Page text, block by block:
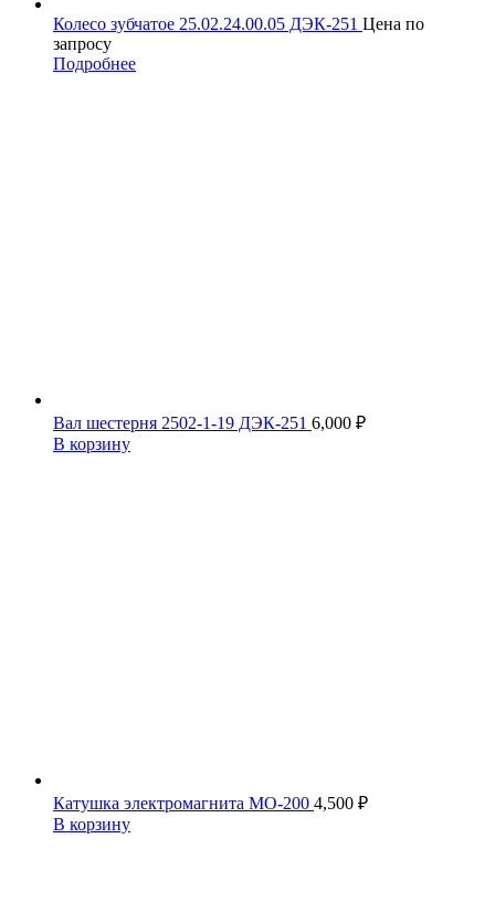
Колесо зубчатое 25.02.24.00.05 ДЭК-251 Цена по
запросу
Подробнее
Вал шестерня 2502-1-19 ДЭК-251 6,000 ₽
В корзину
Катушка электромагнита МО-200 4,500 ₽
В корзину